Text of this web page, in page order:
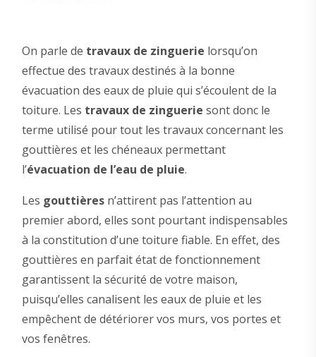
On parle de travaux de zinguerie lorsqu’on
effectue des travaux destinés à la bonne
évacuation des eaux de pluie qui s’écoulent de la
toiture. Les travaux de zinguerie sont donc le
terme utilisé pour tout les travaux concernant les
gouttières et les chéneaux permettant
l’évacuation de l’eau de pluie.
Les gouttièresn’attirent pas l’attention au
premier abord, elles sont pourtant indispensables
à la constitution d’une toiture fiable. En effet, des
gouttières en parfait état de fonctionnement
garantissent la sécurité de votre maison,
puisqu’elles canalisent les eaux de pluie et les
empêchent de détériorer vos murs, vos portes et
vos fenêtres.